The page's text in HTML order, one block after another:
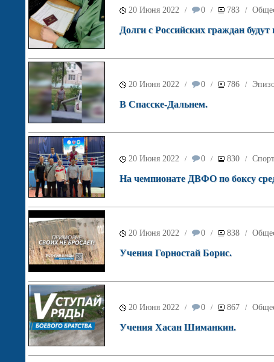
20 Июня 2022 / 0 / 783 /
Долги с Российских граждан
20 Июня 2022 / 0 / 786 /
В Спасске-Дальнем.
20 Июня 2022 / 0 / 830 / Спорт
На чемпионате ДВФО по боксу
20 Июня 2022 / 0 / 838 /
Учения Горностай Борис.
20 Июня 2022 / 0 / 867 /
Учения Хасан Шиманкин.